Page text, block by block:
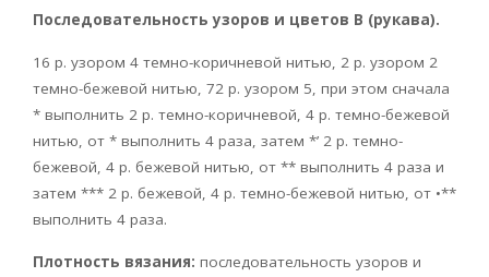
Последовательность узоров и цветов В (рукава).
16 р. узором 4 темно-коричневой нитью, 2 р. узором 2
темно-бежевой нитью, 72 р. узором 5, при этом сначала
* выполнить 2 р. темно-коричневой, 4 р. темно-бежевой
нитью, от * выполнить 4 раза, затем *’ 2 р. темно-
бежевой, 4 р. бежевой нитью, от ** выполнить 4 раза и
затем *** 2 р. бежевой, 4 р. темно-бежевой нитью, от •**
выполнить 4 раза.
Плотность вязания: последовательность узоров и